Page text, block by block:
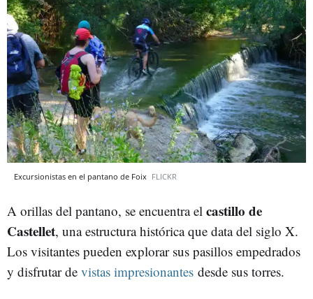
Excursionistas en el pantano de Foix FLICKR
A orillas del pantano, se encuentra el castillo de
Castellet, una estructura histórica que data del siglo X.
Los visitantes pueden explorar sus pasillos empedrados
y disfrutar de vistas impresionantes desde sus torres.